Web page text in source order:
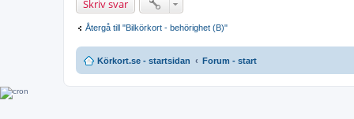
Skriv svar
Återgå till "Bilkörkort - behörighet (B)"
Körkort.se - startsidan Forum - start